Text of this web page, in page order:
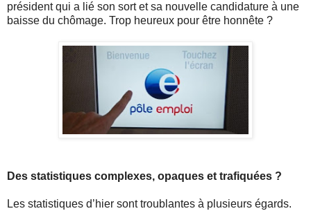
président qui a lié son sort et sa nouvelle candidature à une
baisse du chômage. Trop heureux pour être honnête ?
Des statistiques complexes, opaques et trafiquées ?
Les statistiques d’hier sont troublantes à plusieurs égards.